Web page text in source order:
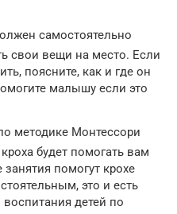
самостоятельно
свои вещи на место. Если
поясните, как и где он
малышу если это
методике Монтессори
будет помогать вам
помогут крохе
это и есть
детей по